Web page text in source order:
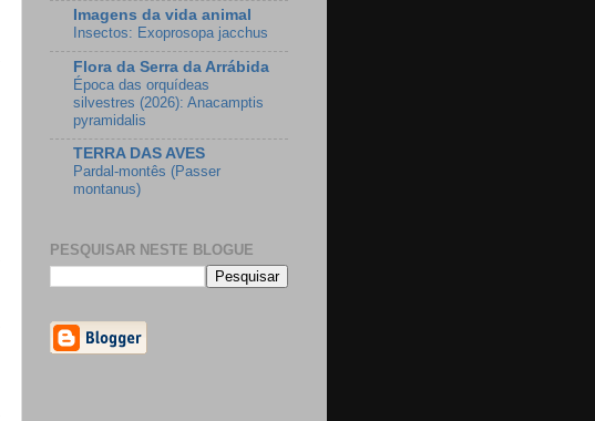
Imagens da vida animal
Insectos: Exoprosopa jacchus
Flora da Serra da Arrábida
Época das orquídeas
silvestres (2026): Anacamptis
pyramidalis
TERRA DAS AVES
Pardal-montês (Passer
montanus)
PESQUISAR NESTE BLOGUE